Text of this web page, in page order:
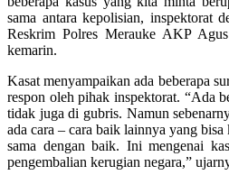
sama antara kepolisian, inspektorat
Reskrim Polres Merauke AKP
kemarin.
Kasat menyampaikan ada beberapa
respon oleh pihak inspektorat. “Ada
tidak juga di gubris. Namun
ada cara – cara baik lainnya yang
sama dengan baik. Ini mengenai
pengembalian kerugian negara,”